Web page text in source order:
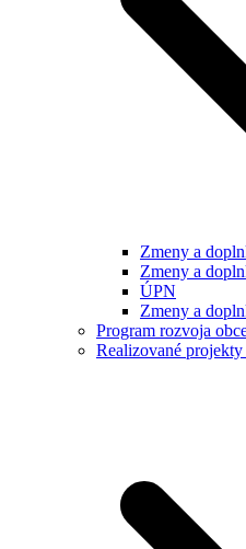
Zmeny a
Zmeny a
ÚPN
Zmeny a
Program rozvoja
Realizované projekty